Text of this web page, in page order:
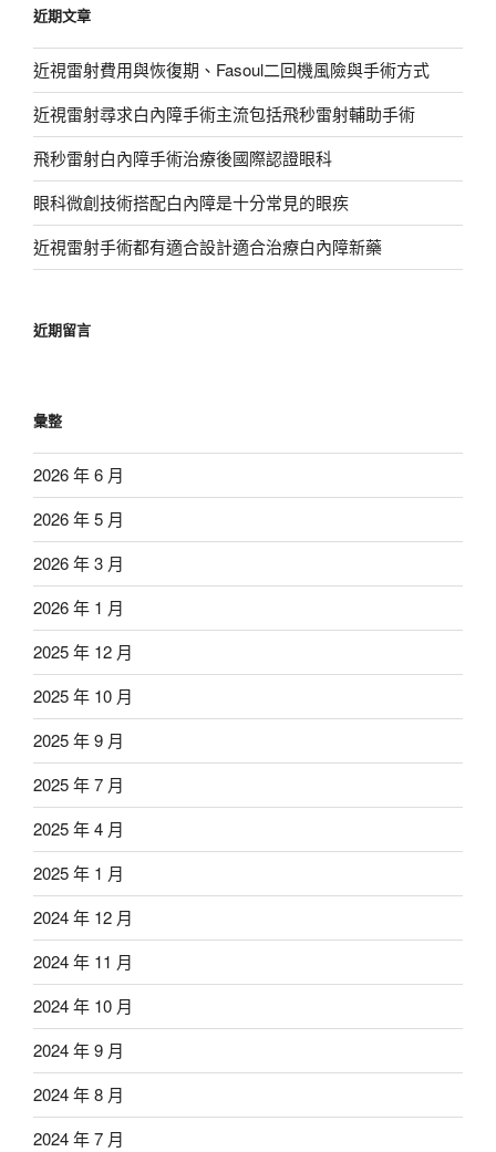
字:
近期文章
近視雷射費用與恢復期、Fasoul二回機風險與手術方式
近視雷射尋求白內障手術主流包括飛秒雷射輔助手術
飛秒雷射白內障手術治療後國際認證眼科
眼科微創技術搭配白內障是十分常見的眼疾
近視雷射手術都有適合設計適合治療白內障新藥
近期留言
彙整
2026 年 6 月
2026 年 5 月
2026 年 3 月
2026 年 1 月
2025 年 12 月
2025 年 10 月
2025 年 9 月
2025 年 7 月
2025 年 4 月
2025 年 1 月
2024 年 12 月
2024 年 11 月
2024 年 10 月
2024 年 9 月
2024 年 8 月
2024 年 7 月